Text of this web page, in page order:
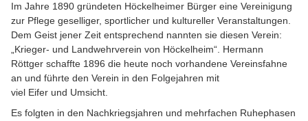
Im Jahre 1890 gründeten Höckelheimer Bürger eine Vereinigung
zur Pflege geselliger, sportlicher und kultureller Veranstaltungen.
Dem Geist jener Zeit entsprechend nannten sie diesen Verein:
„Krieger- und Landwehrverein von Höckelheim“. Hermann
Röttger schaffte 1896 die heute noch vorhandene Vereinsfahne
an und führte den Verein in den Folgejahren mit
viel Eifer und Umsicht.
Es folgten in den Nachkriegsjahren und mehrfachen Ruhephasen